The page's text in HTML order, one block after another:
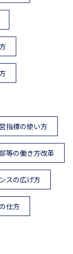
指標の使い方
等の働き方改革
スの広げ方
仕方